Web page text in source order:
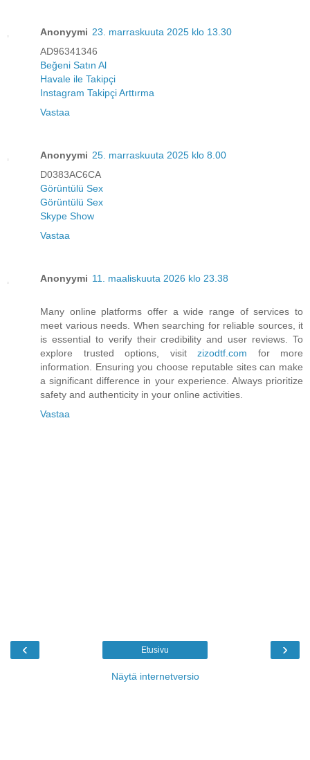
Anonyymi 23. marraskuuta 2025 klo 13.30
AD96341346
Beğeni Satın Al
Havale ile Takipçi
Instagram Takipçi Arttırma
Vastaa
Anonyymi 25. marraskuuta 2025 klo 8.00
D0383AC6CA
Görüntülü Sex
Görüntülü Sex
Skype Show
Vastaa
Anonyymi 11. maaliskuuta 2026 klo 23.38
Many online platforms offer a wide range of services to
meet various needs. When searching for reliable sources, it
is essential to verify their credibility and user reviews. To
explore trusted options, visit zizodtf.com for more
information. Ensuring you choose reputable sites can make
a significant difference in your experience. Always prioritize
safety and authenticity in your online activities.
Vastaa
‹ ›
Etusivu
Näytä internetversio